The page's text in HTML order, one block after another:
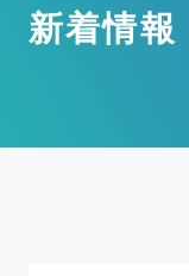
QTECについて
新着情報